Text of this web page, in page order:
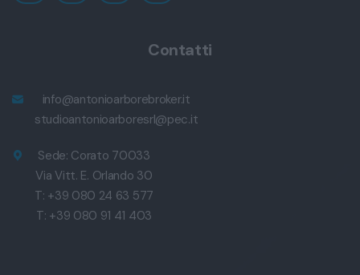
Contatti
info@antonioarborebroker.it
studioantonioarboresrl@pec.it
Sede: Corato 70033
Via Vitt. E. Orlando 30
T: +39 080 24 63 577
T: +39 080 91 41 403